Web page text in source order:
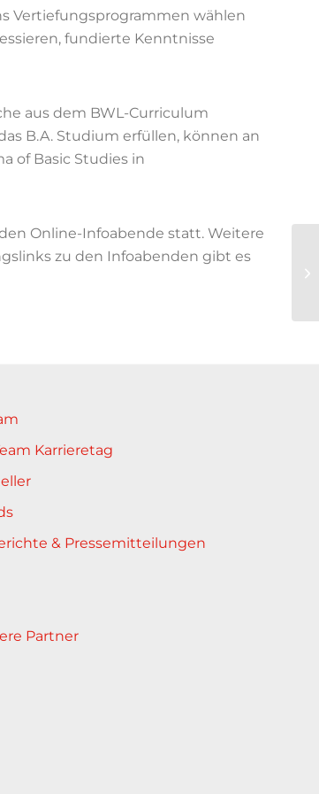
Vertiefungsprogrammen wählen
fundierte Kenntnisse
aus dem BWL-Curriculum
B.A. Studium erfüllen, können an
of Basic Studies in
Online-Infoabende statt. Weitere
zu den Infoabenden gibt es
Karrieretag
& Pressemitteilungen
Partner